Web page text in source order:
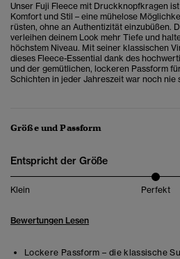
Unser Fuji Fleece mit Druckknopfkragen
Komfort und Stil – eine mühelose
rüsten, ohne an Authentizität einzubüßen.
verleihen deinem Look mehr Tiefe und
höchstem Niveau. Mit seiner klassischen
dieses Fleece-Essential dank des
und der gemütlichen, lockeren Passform
Schichten in jeder Jahreszeit war noch nie
Größe und Passform
Entspricht der Größe
Klein Perfekt
Bewertungen Lesen
Lockere Passform – die klassische